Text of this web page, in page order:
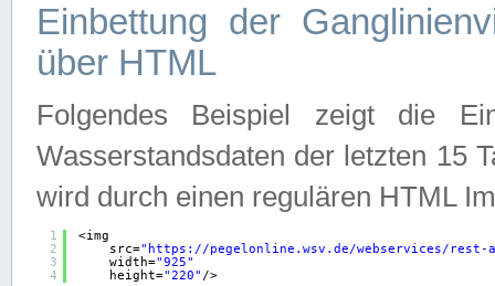
Einbettung der
über HTML
Folgendes Beispiel zeigt die
Wasserstandsdaten der letzten 15
wird durch einen regulären HTML
1
2
3
4
<img
src=" https://pegelonline.wsv.de/webservices/rest-
width="925"
height="220" />